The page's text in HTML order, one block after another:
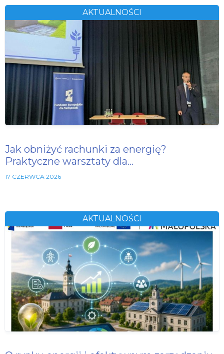
AKTUALNOŚCI
Jak obniżyć rachunki za energię?
Praktyczne warsztaty dla…
17 CZERWCA 2026
AKTUALNOŚCI